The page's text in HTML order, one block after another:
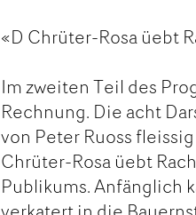
«D Chrüter-Rosa üebt
Im zweiten Teil des
Rechnung. Die acht
von Peter Ruoss
Chrüter-Rosa üebt
Publikums. Anfänglich